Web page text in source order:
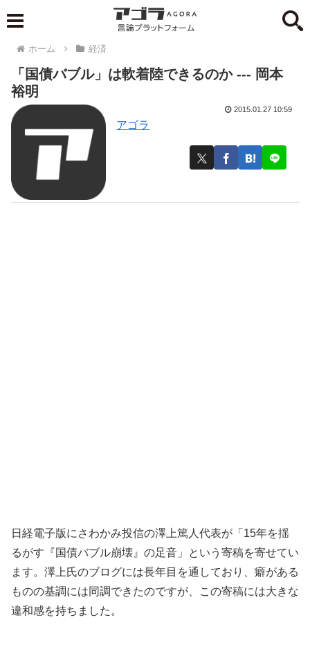
ホーム 経済
「国債バブル」は軟着陸できるのか --- 岡本
裕明
アゴラ
2015.01.27 10:59
日経電子版にさわかみ投信の澤上篤人代表が「15年を揺
るがす『国債バブル崩壊』の足音」という寄稿を寄せてい
ます。澤上氏のブログには長年目を通しており、癖がある
ものの基調には同調できたのですが、この寄稿には大きな
違和感を持ちました。